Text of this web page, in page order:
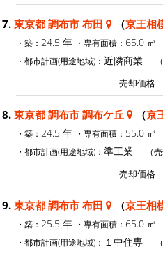
7. 東京都 調布市 布田 （京王相
・築： 24.5 年 ・専有面積： 65.0 ㎡
・都市計画(用途地域)： 近隣商業
売却価格
8. 東京都 調布市 調布ケ丘 （京
・築： 24.5 年 ・専有面積： 55.0 ㎡
・都市計画(用途地域)： 準工業 （
売却価格
9. 東京都 調布市 布田 （京王相
・築： 25.5 年 ・専有面積： 65.0 ㎡
・都市計画(用途地域)： １中住専